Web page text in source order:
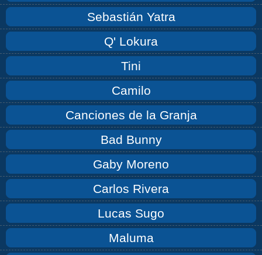
Sebastián Yatra
Q' Lokura
Tini
Camilo
Canciones de la Granja
Bad Bunny
Gaby Moreno
Carlos Rivera
Lucas Sugo
Maluma